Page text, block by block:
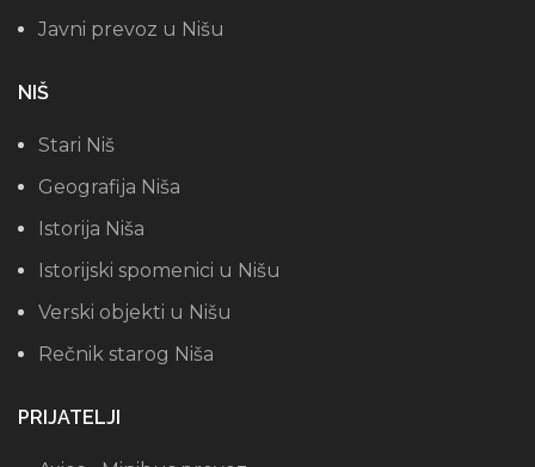
Javni prevoz u Nišu
NIŠ
Stari Niš
Geografija Niša
Istorija Niša
Istorijski spomenici u Nišu
Verski objekti u Nišu
Rečnik starog Niša
PRIJATELJI